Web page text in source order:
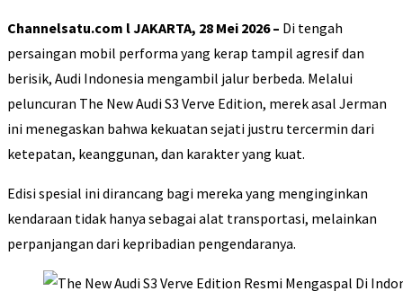
Channelsatu.com l JAKARTA, 28 Mei 2026 – Di tengah
persaingan mobil performa yang kerap tampil agresif dan
berisik, Audi Indonesia mengambil jalur berbeda. Melalui
peluncuran The New Audi S3 Verve Edition, merek asal Jerman
ini menegaskan bahwa kekuatan sejati justru tercermin dari
ketepatan, keanggunan, dan karakter yang kuat.
Edisi spesial ini dirancang bagi mereka yang menginginkan
kendaraan tidak hanya sebagai alat transportasi, melainkan
perpanjangan dari kepribadian pengendaranya.